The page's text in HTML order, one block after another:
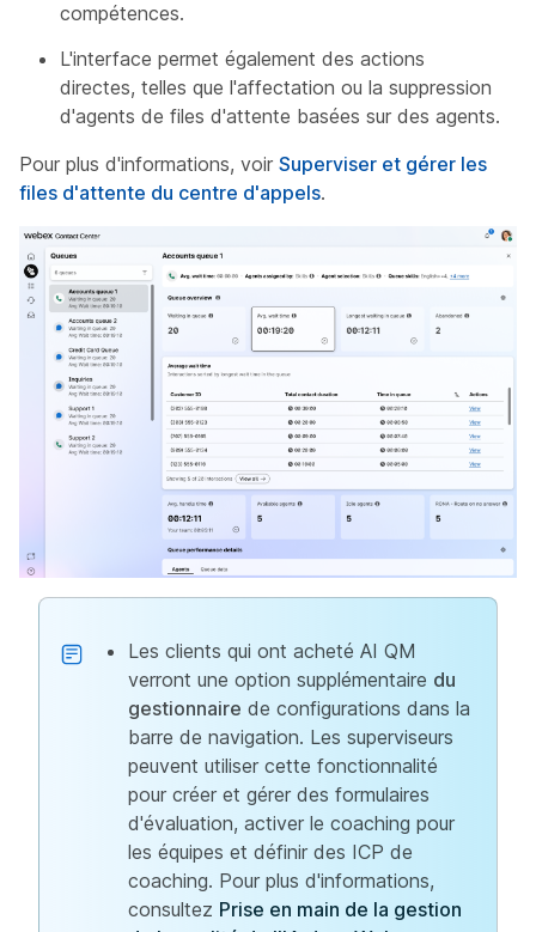
compétences.
L'interface permet également des actions
directes, telles que l'affectation ou la suppression
d'agents de files d'attente basées sur des agents.
Pour plus d'informations, voir Superviser et gérer les
files d'attente du centre d'appels.
Les clients qui ont acheté AI QM
verront une option supplémentaire du
gestionnaire de configurations dans la
barre de navigation. Les superviseurs
peuvent utiliser cette fonctionnalité
pour créer et gérer des formulaires
d'évaluation, activer le coaching pour
les équipes et définir des ICP de
coaching. Pour plus d'informations,
consultez Prise en main de la gestion